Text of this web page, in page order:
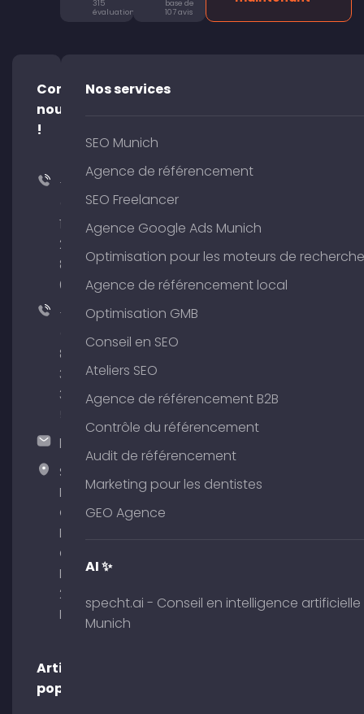
315
évaluations
base de
107 avis
Contacte-
nous
!
+49
176
204
801
64
+49
89
380
375
hallo@timospecht.de
Specht
Marketing
GmbH –
Palais am
Obelisk
Briennerstr.
29 80333
Munich
Articles
populaires
Nos services
SEO Munich
Agence de référencement
SEO Freelancer
Agence Google Ads Munich
Optimisation pour les moteurs de recherche
Agence de référencement local
Optimisation GMB
Conseil en SEO
Ateliers SEO
Agence de référencement B2B
Contrôle du référencement
Audit de référencement
Marketing pour les dentistes
GEO Agence
AI ✨
specht.ai - Conseil en intelligence artificielle
Munich